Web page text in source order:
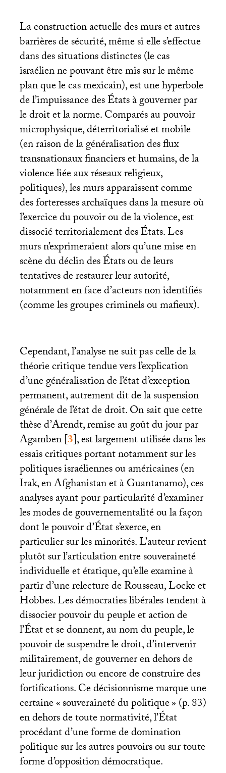
La construction actuelle des murs et autres
barrières de sécurité, même si elle s’effectue
dans des situations distinctes (le cas
israélien ne pouvant être mis sur le même
plan que le cas mexicain), est une hyperbole
de l’impuissance des États à gouverner par
le droit et la norme. Comparés au pouvoir
microphysique, déterritorialisé et mobile
(en raison de la généralisation des flux
transnationaux financiers et humains, de la
violence liée aux réseaux religieux,
politiques), les murs apparaissent comme
des forteresses archaïques dans la mesure où
l’exercice du pouvoir ou de la violence, est
dissocié territorialement des États. Les
murs n’exprimeraient alors qu’une mise en
scène du déclin des États ou de leurs
tentatives de restaurer leur autorité,
notamment en face d’acteurs non identifiés
(comme les groupes criminels ou mafieux).
Cependant, l’analyse ne suit pas celle de la
théorie critique tendue vers l’explication
d’une généralisation de l’état d’exception
permanent, autrement dit de la suspension
générale de l’état de droit. On sait que cette
thèse d’Arendt, remise au goût du jour par
Agamben[3], est largement utilisée dans les
essais critiques portant notamment sur les
politiques israéliennes ou américaines (en
Irak, en Afghanistan et à Guantanamo), ces
analyses ayant pour particularité d’examiner
les modes de gouvernementalité ou la façon
dont le pouvoir d’État s’exerce, en
particulier sur les minorités. L’auteur revient
plutôt sur l’articulation entre souveraineté
individuelle et étatique, qu’elle examine à
partir d’une relecture de Rousseau, Locke et
Hobbes. Les démocraties libérales tendent à
dissocier pouvoir du peuple et action de
l’État et se donnent, au nom du peuple, le
pouvoir de suspendre le droit, d’intervenir
militairement, de gouverner en dehors de
leur juridiction ou encore de construire des
fortifications. Ce décisionnisme marque une
certaine «souveraineté du politique» (p. 83)
en dehors de toute normativité, l’État
procédant d’une forme de domination
politique sur les autres pouvoirs ou sur toute
forme d’opposition démocratique.